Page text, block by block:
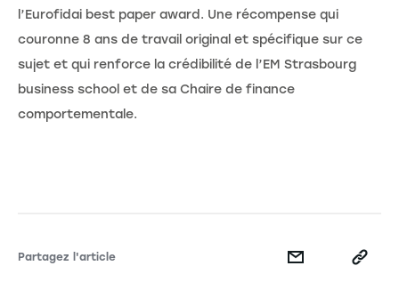
l’Eurofidai best paper award. Une récompense qui
couronne 8 ans de travail original et spécifique sur ce
sujet et qui renforce la crédibilité de l’EM Strasbourg
business school et de sa Chaire de finance
comportementale.
Partagez l'article